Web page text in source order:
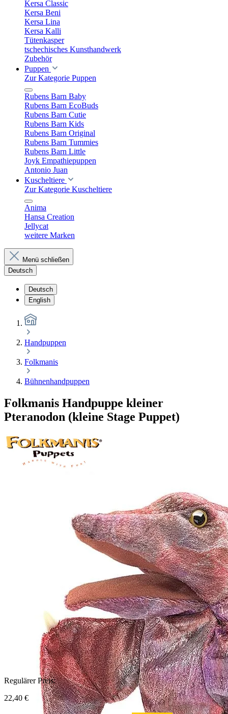
Kersa Classic
Kersa Beni
Kersa Lina
Kersa Kalli
Tütenkasper
tschechisches Kunsthandwerk
Zubehör
Puppen
Zur Kategorie Puppen
Rubens Barn Baby
Rubens Barn EcoBuds
Rubens Barn Cutie
Rubens Barn Kids
Rubens Barn Original
Rubens Barn Tummies
Rubens Barn Little
Joyk Empathiepuppen
Antonio Juan
Kuscheltiere
Zur Kategorie Kuscheltiere
Anima
Hansa Creation
Jellycat
weitere Marken
Menü schließen
Deutsch
Deutsch
English
Handpuppen
Folkmanis
Bühnenhandpuppen
Folkmanis Handpuppe kleiner
Pteranodon (kleine Stage Puppet)
Regulärer Preis:
22,40 €